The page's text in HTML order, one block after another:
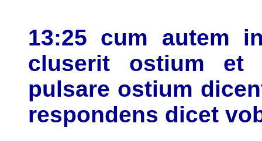
13:25 cum autem
cluserit ostium et
pulsare ostium
respondens dicet